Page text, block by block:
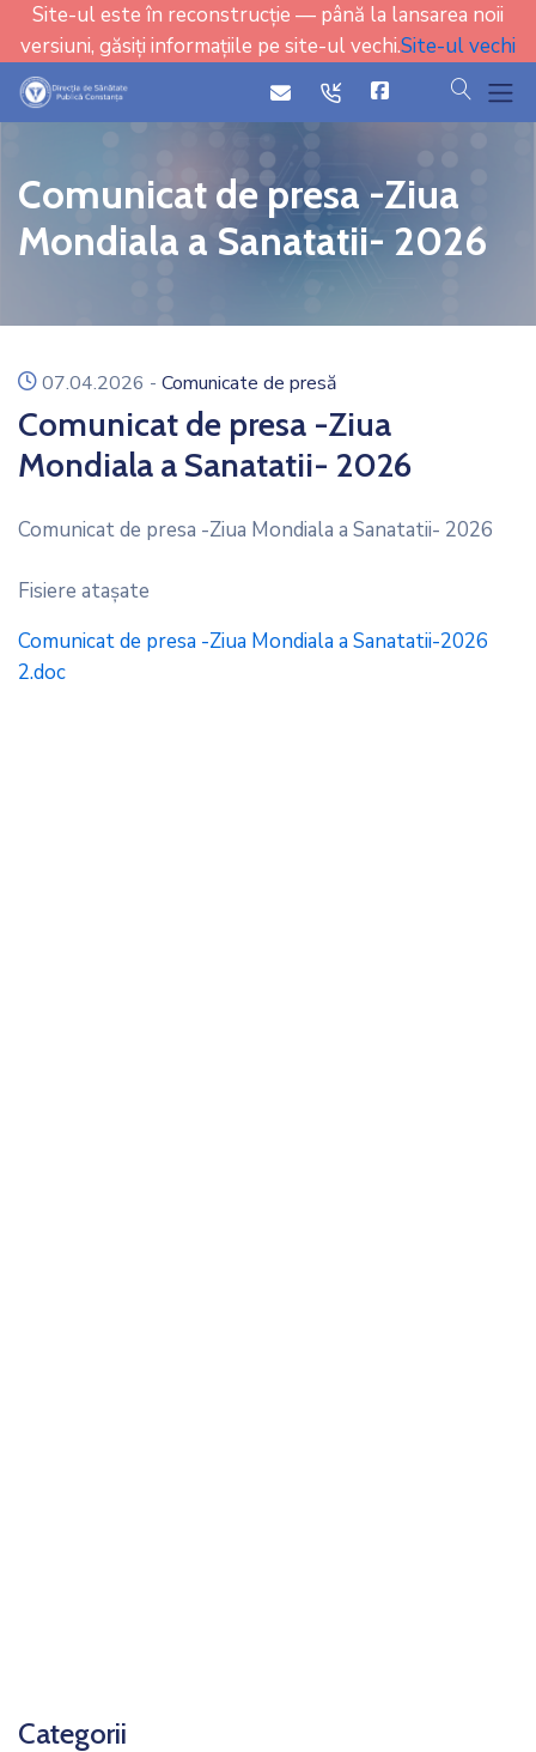
Site-ul este în reconstrucție — până la lansarea noii
versiuni, găsiți informațiile pe site-ul vechi.Site-ul vechi
iconicon cauta
Comunicat de presa -Ziua
Mondiala a Sanatatii- 2026
icon
07.04.2026 - Comunicate de presă
Comunicat de presa -Ziua
Mondiala a Sanatatii- 2026
Comunicat de presa -Ziua Mondiala a Sanatatii- 2026
Fisiere ataşate
Comunicat de presa -Ziua Mondiala a Sanatatii-2026
2.doc
Categorii